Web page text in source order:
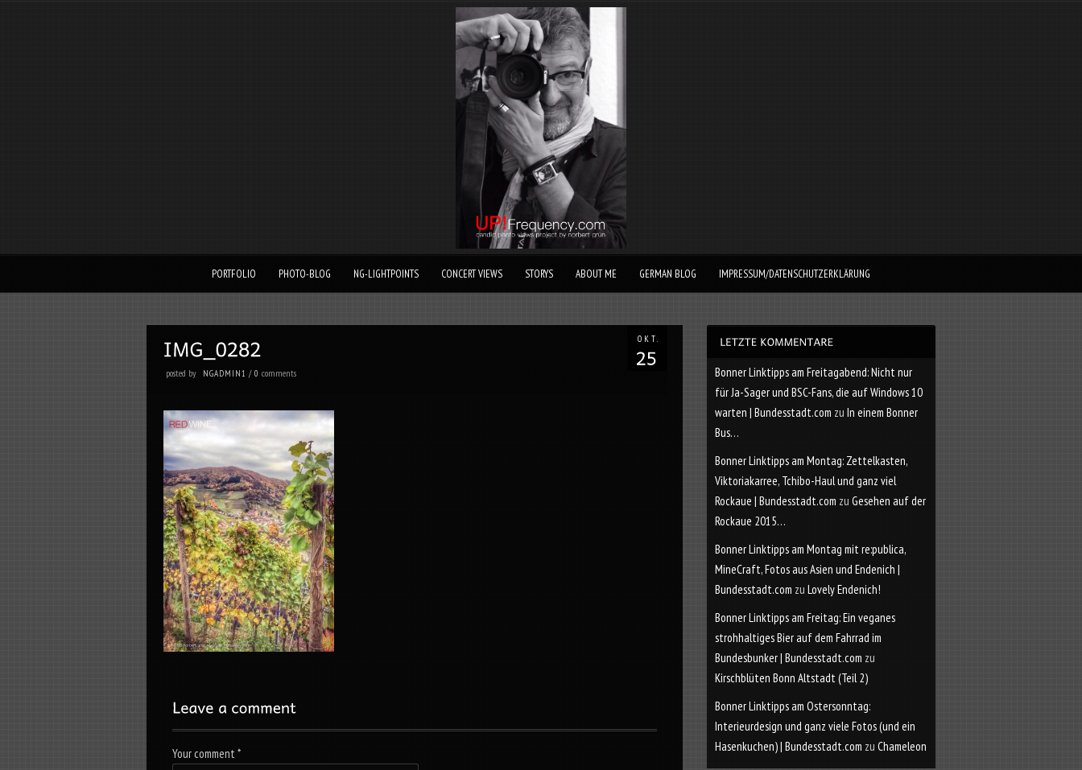
PORTFOLIO PHOTO-BLOG NG-LIGHTPOINTS CONCERT VIEWS STORYS ABOUT ME GERMAN BLOG IMPRESSUM/DATENSCHUTZERKLÄRUNG
OKT.
posted by NGADMIN1 / 0 comments
Your comment*
Bonner Linktipps am Freitagabend: Nicht nur
für Ja-Sager und BSC-Fans, die auf Windows 10
warten | Bundesstadt.com zu In einem Bonner
Bus…
Bonner Linktipps am Montag: Zettelkasten,
Viktoriakarree, Tchibo-Haul und ganz viel
Rockaue | Bundesstadt.com zu Gesehen auf der
Rockaue 2015…
Bonner Linktipps am Montag mit re:publica,
MineCraft, Fotos aus Asien und Endenich |
Bundesstadt.com zu Lovely Endenich!
Bonner Linktipps am Freitag: Ein veganes
strohhaltiges Bier auf dem Fahrrad im
Bundesbunker | Bundesstadt.com zu
Kirschblüten Bonn Altstadt (Teil 2)
Bonner Linktipps am Ostersonntag:
Interieurdesign und ganz viele Fotos (und ein
Hasenkuchen) | Bundesstadt.com zu Chameleon